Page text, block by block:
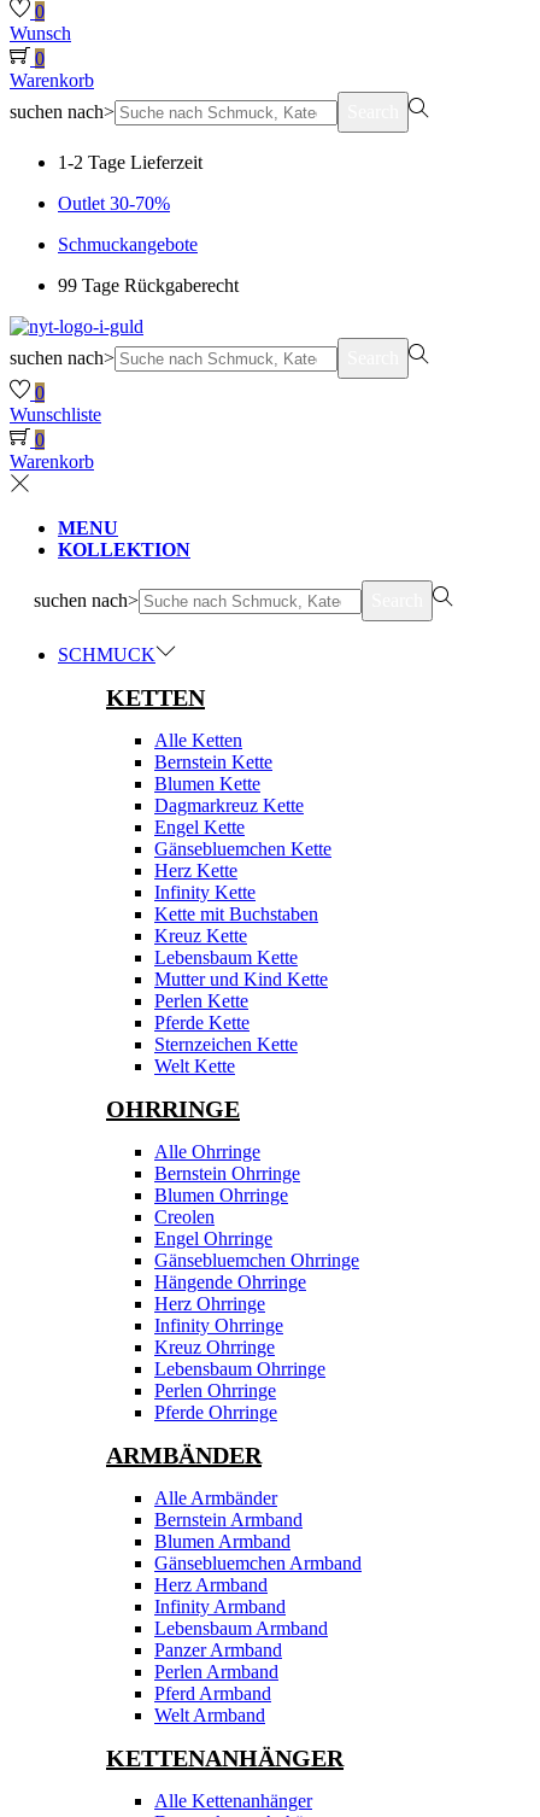
0
Wunsch
0
Warenkorb
suchen nach>
1-2 Tage Lieferzeit
Outlet 30-70%
Schmuckangebote
99 Tage Rückgaberecht
suchen nach>
0
Wunschliste
0
Warenkorb
MENU
KOLLEKTION
suchen nach>
SCHMUCK
KETTEN
Alle Ketten
Bernstein Kette
Blumen Kette
Dagmarkreuz Kette
Engel Kette
Gänsebluemchen Kette
Herz Kette
Infinity Kette
Kette mit Buchstaben
Kreuz Kette
Lebensbaum Kette
Mutter und Kind Kette
Perlen Kette
Pferde Kette
Sternzeichen Kette
Welt Kette
OHRRINGE
Alle Ohrringe
Bernstein Ohrringe
Blumen Ohrringe
Creolen
Engel Ohrringe
Gänsebluemchen Ohrringe
Hängende Ohrringe
Herz Ohrringe
Infinity Ohrringe
Kreuz Ohrringe
Lebensbaum Ohrringe
Perlen Ohrringe
Pferde Ohrringe
ARMBÄNDER
Alle Armbänder
Bernstein Armband
Blumen Armband
Gänsebluemchen Armband
Herz Armband
Infinity Armband
Lebensbaum Armband
Panzer Armband
Perlen Armband
Pferd Armband
Welt Armband
KETTENANHÄNGER
Alle Kettenanhänger